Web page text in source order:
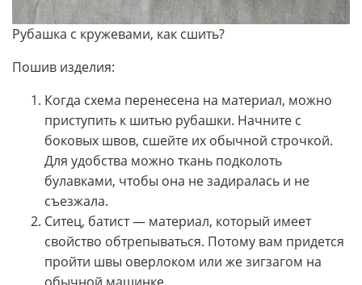
Рубашка с кружевами, как сшить?
Пошив изделия:
Когда схема перенесена на материал, можно
приступить к шитью рубашки. Начните с
боковых швов, сшейте их обычной строчкой.
Для удобства можно ткань подколоть
булавками, чтобы она не задиралась и не
съезжала.
Ситец, батист — материал, который имеет
свойство обтрепываться. Потому вам придется
пройти швы оверлоком или же зигзагом на